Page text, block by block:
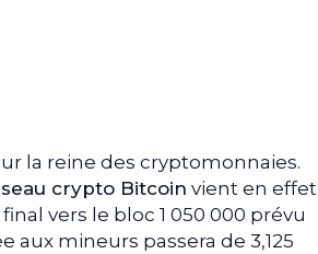
la reine des cryptomonnaies.
crypto Bitcoin vient en effet
vers le bloc 1 050 000 prévu
aux mineurs passera de 3,125